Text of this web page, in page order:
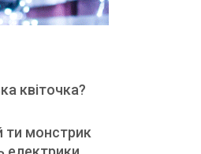
квіточка?
ти монстрик